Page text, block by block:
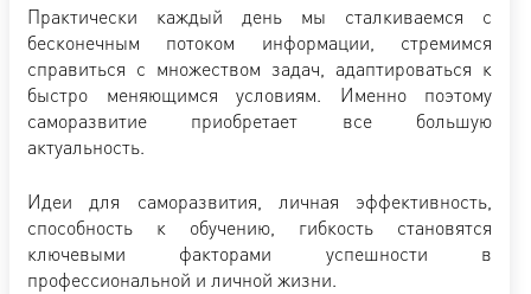
Практически каждый день мы сталкиваемся с
бесконечным потоком информации, стремимся
справиться с множеством задач, адаптироваться к
быстро меняющимся условиям. Именно поэтому
саморазвитие приобретает все большую
актуальность.
Идеи для саморазвития, личная эффективность,
способность к обучению, гибкость становятся
ключевыми факторами успешности в
профессиональной и личной жизни.